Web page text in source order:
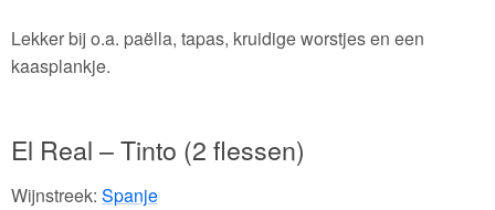
Lekker bij o.a. paëlla, tapas, kruidige worstjes en een
kaasplankje.
El Real – Tinto (2 flessen)
Wijnstreek: Spanje